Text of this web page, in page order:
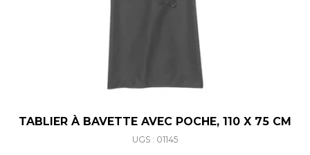
TABLIER À BAVETTE AVEC POCHE, 110 X 75 CM
UGS : 01145